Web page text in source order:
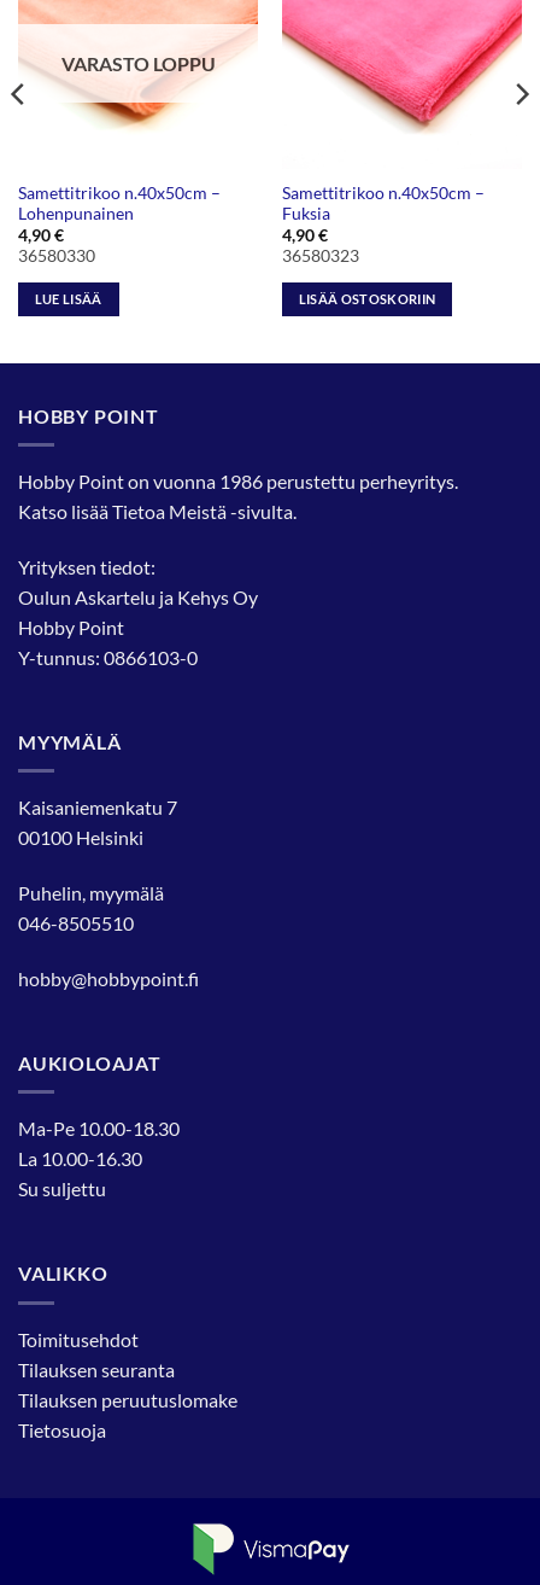
VARASTO LOPPU
Samettitrikoo n.40x50cm –
Lohenpunainen
4,90€
36580330
LUE LISÄÄ
Samettitrikoo n.40x50cm –
Fuksia
4,90€
36580323
LISÄÄ OSTOSKORIIN
HOBBY POINT
Hobby Point on vuonna 1986 perustettu perheyritys.
Katso lisääTietoa Meistä-sivulta.
Yrityksen tiedot:
Oulun Askartelu ja Kehys Oy
Hobby Point
Y-tunnus: 0866103-0
MYYMÄLÄ
Kaisaniemenkatu 7
00100 Helsinki
Puhelin, myymälä
046-8505510
hobby@hobbypoint.fi
AUKIOLOAJAT
Ma-Pe 10.00-18.30
La 10.00-16.30
Su suljettu
VALIKKO
Toimitusehdot
Tilauksen seuranta
Tilauksen peruutuslomake
Tietosuoja